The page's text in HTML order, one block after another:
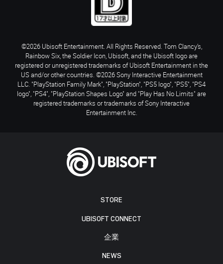
STORE
UBISOFT CONNECT
企業
NEWS
©2026 Ubisoft Entertainment. All Rights Reserved. Tom Clancy’s,
Rainbow Six, the Soldier Icon, Ubisoft, and the Ubisoft logo are
registered or unregistered trademarks of Ubisoft Entertainment in the
US and/or other countries. ©2026 Sony Interactive Entertainment
LLC. "PlayStation Family Mark", "PlayStation", "PS5 logo", "PS5", "PS4
logo", "PS4", "PlayStation Shapes Logo" and "Play Has No Limits" are
registered trademarks or trademarks of Sony Interactive
Entertainment Inc.